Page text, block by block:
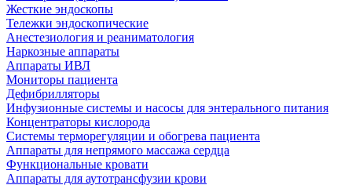
Жесткие эндоскопы
Тележки эндоскопические
Анестезиология и реаниматология
Наркозные аппараты
Аппараты ИВЛ
Мониторы пациента
Дефибрилляторы
Инфузионные системы и насосы для энтерального питания
Концентраторы кислорода
Системы терморегуляции и обогрева пациента
Аппараты для непрямого массажа сердца
Функциональные кровати
Аппараты для аутотрансфузии крови